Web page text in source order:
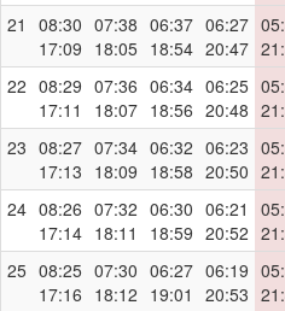
21
08:30
17:09
07:38
18:05
06:37
18:54
06:27
20:47
22 08:29
17:11
07:36
18:07
06:34
18:56
06:25
20:48
23 08:27
17:13
07:34
18:09
06:32
18:58
06:23
20:50
24 08:26
17:14
07:32
18:11
06:30
18:59
06:21
20:52
25 08:25
17:16
07:30
18:12
06:27
19:01
06:19
20:53